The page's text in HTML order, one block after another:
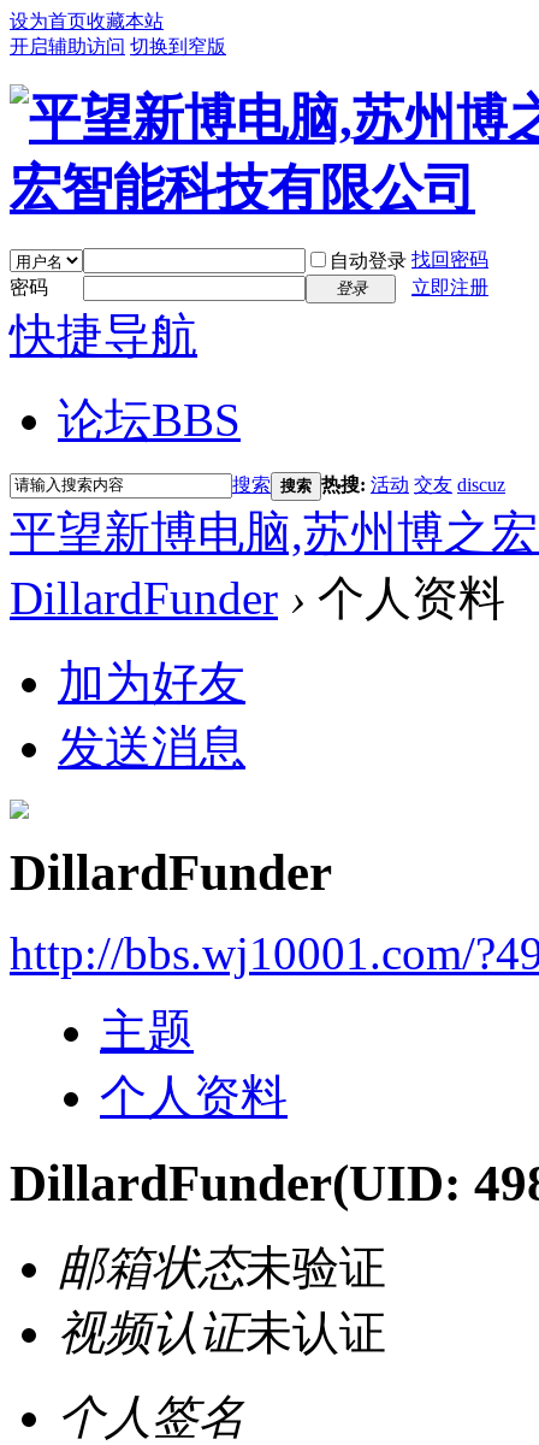
设为首页收藏本站
开启辅助访问 切换到窄版
自动登录 找回密码
密码
登录 立即注册
快捷导航
论坛BBS
搜索 搜索 热搜: 活动 交友 discuz
平望新博电脑,苏州博之
DillardFunder › 个人资料
加为好友
发送消息
DillardFunder
http://bbs.wj10001.com/
主题
个人资料
DillardFunder(UID:
邮箱状态未验证
视频认证未认证
个人签名